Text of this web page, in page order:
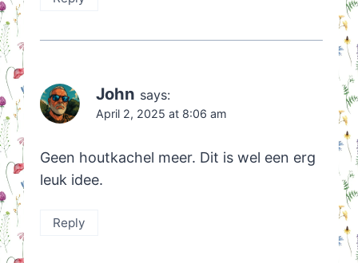
John says:
April 2, 2025 at 8:06 am
Geen houtkachel meer. Dit is wel een erg
leuk idee.
Reply